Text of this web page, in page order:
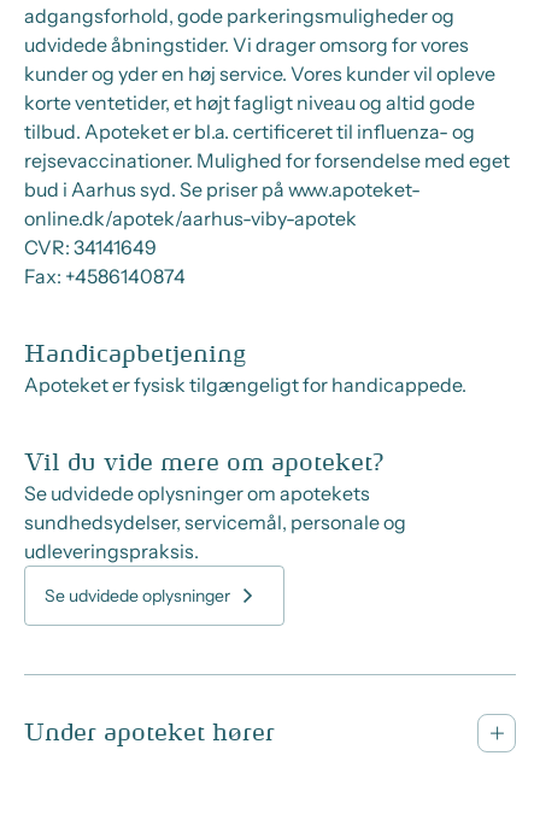
adgangsforhold, gode parkeringsmuligheder og
udvidede åbningstider. Vi drager omsorg for vores
kunder og yder en høj service. Vores kunder vil opleve
korte ventetider, et højt fagligt niveau og altid gode
tilbud. Apoteket er bl.a. certificeret til influenza- og
rejsevaccinationer. Mulighed for forsendelse med eget
bud i Aarhus syd. Se priser på www.apoteket-
online.dk/apotek/aarhus-viby-apotek
CVR: 34141649
Fax: +4586140874
Handicapbetjening
Apoteket er fysisk tilgængeligt for handicappede.
Vil du vide mere om apoteket?
Se udvidede oplysninger om apotekets
sundhedsydelser, servicemål, personale og
udleveringspraksis.
Se udvidede oplysninger
Under apoteket hører